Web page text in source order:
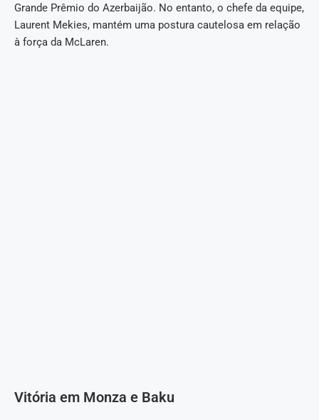
Grande Prêmio do Azerbaijão. No entanto, o chefe da equipe,
Laurent Mekies, mantém uma postura cautelosa em relação
à força da McLaren.
Vitória em Monza e Baku